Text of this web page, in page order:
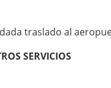
traslado al
SERVICIOS